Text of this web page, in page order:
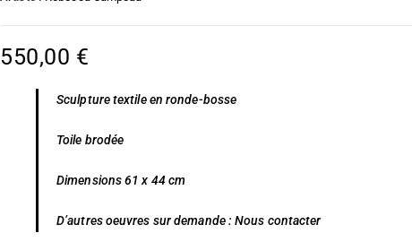
550,00 €
Sculpture textile en ronde-bosse
Toile brodée
Dimensions 61 x 44 cm
D’autres oeuvres sur demande :Nous contacter